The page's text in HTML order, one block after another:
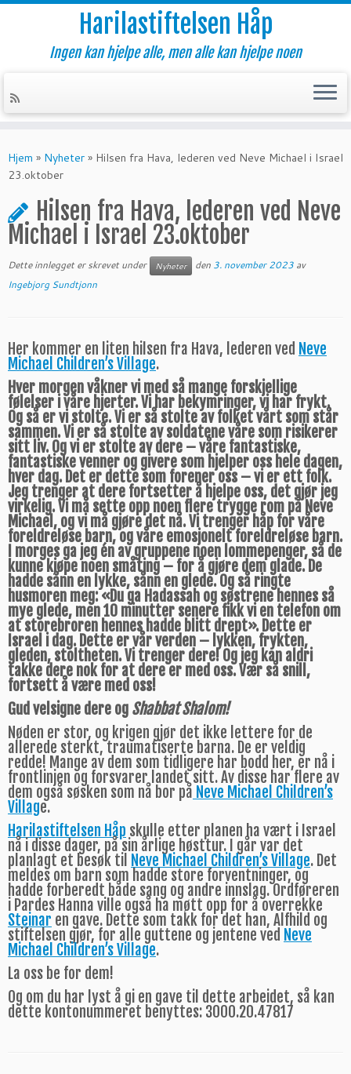
to
content
Harilastiftelsen Håp
Ingen kan hjelpe alle, men alle kan hjelpe noen
Hjem » Nyheter » Hilsen fra Hava, lederen ved Neve Michael i Israel
23.oktober
Hilsen fra Hava, lederen ved Neve
Michael i Israel 23.oktober
Dette innlegget er skrevet under Nyheter den 3. november 2023 av
Ingebjorg Sundtjonn
Her kommer en liten hilsen fra Hava, lederen ved Neve
Michael Children’s Village.
Hver morgen våkner vi med så mange forskjellige
følelser i våre hjerter. Vi har bekymringer, vi har frykt.
Og så er vi stolte. Vi er så stolte av folket vårt som står
sammen. Vi er så stolte av soldatene våre som risikerer
sitt liv. Og vi er stolte av dere – våre fantastiske,
fantastiske venner og givere som hjelper oss hele dagen,
hver dag. Det er dette som forener oss – vi er ett folk.
Jeg trenger at dere fortsetter å hjelpe oss, det gjør jeg
virkelig. Vi må sette opp noen flere trygge rom på Neve
Michael, og vi må gjøre det nå. Vi trenger håp for våre
foreldreløse barn, og våre emosjonelt foreldreløse barn.
I morges ga jeg én av gruppene noen lommepenger, så de
kunne kjøpe noen småting – for å gjøre dem glade. De
hadde sånn en lykke, sånn en glede. Og så ringte
husmoren meg: «Du ga Hadassah og søstrene hennes så
mye glede, men 10 minutter senere fikk vi en telefon om
at storebroren hennes hadde blitt drept». Dette er
Israel i dag. Dette er vår verden – lykken, frykten,
gleden, stoltheten. Vi trenger dere! Og jeg kan aldri
takke dere nok for at dere er med oss. Vær så snill,
fortsett å være med oss!
Gud velsigne dere og Shabbat Shalom!
Nøden er stor, og krigen gjør det ikke lettere for de
allerede sterkt, traumatiserte barna. De er veldig
redde! Mange av dem som tidligere har bodd her, er nå i
frontlinjen og forsvarer landet sitt. Av disse har flere av
dem også søsken som nå bor på Neve Michael Children’s
Village.
Harilastiftelsen Håp skulle etter planen ha vært i Israel
nå i disse dager, på sin årlige høsttur. I går var det
planlagt et besøk til Neve Michael Children’s Village. Det
meldes om barn som hadde store forventninger, og
hadde forberedt både sang og andre innslag. Ordføreren
i Pardes Hanna ville også ha møtt opp for å overrekke
Steinar en gave. Dette som takk for det han, Alfhild og
stiftelsen gjør, for alle guttene og jentene ved Neve
Michael Children’s Village.
La oss be for dem!
Og om du har lyst å gi en gave til dette arbeidet, så kan
dette kontonummeret benyttes: 3000.20.47817